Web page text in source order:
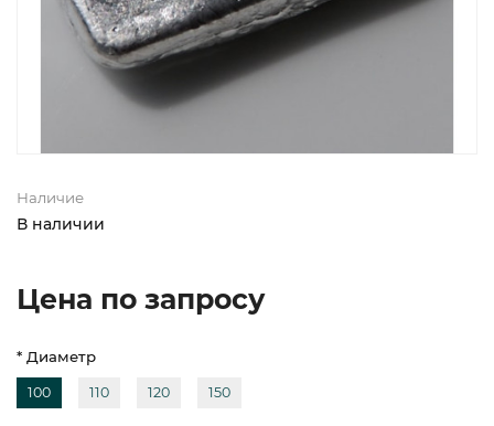
Наличие
В наличии
Цена по запросу
* Диаметр
100 110 120 150